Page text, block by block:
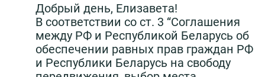
Добрый день, Елизавета!
В соответствии со ст. 3 “Соглашения
между РФ и Республикой Беларусь об
обеспечении равных прав граждан РФ
и Республики Беларусь на свободу